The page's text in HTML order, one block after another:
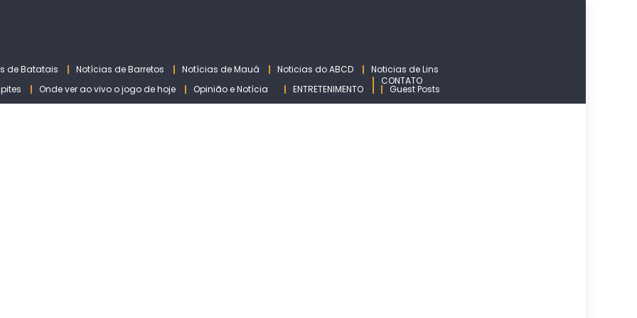
de Batatais Notícias de Barretos Notícias de Mauá Noticias do ABCD
Noticias de Lins
Onde ver ao vivo o jogo de hoje Opinião e Notícia ENTRETENIMENTO
CONTATO
Guest Posts